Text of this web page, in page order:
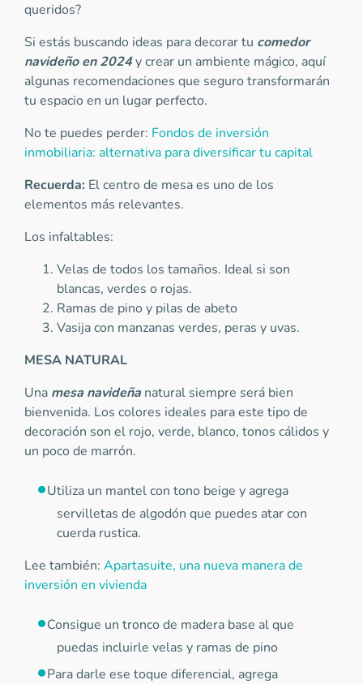
queridos?
Si estás buscando ideas para decorar tu comedor
navideño en 2024y crear un ambiente mágico, aquí
algunas recomendaciones que seguro transformarán
tu espacio en un lugar perfecto.
No te puedes perder: Fondos de inversión
inmobiliaria: alternativa para diversificar tu capital
Recuerda: El centro de mesa es uno de los
elementos más relevantes.
Los infaltables:
Velas de todos los tamaños. Ideal si son
blancas, verdes o rojas.
Ramas de pino y pilas de abeto
Vasija con manzanas verdes, peras y uvas.
MESA NATURAL
Una mesa navideña natural siempre será bien
bienvenida. Los colores ideales para este tipo de
decoración son el rojo, verde, blanco, tonos cálidos y
un poco de marrón.
Utiliza un mantel con tono beige y agrega
servilletas de algodón que puedes atar con
cuerda rustica.
Lee también: Apartasuite, una nueva manera de
inversión en vivienda
Consigue un tronco de madera base al que
puedas incluirle velas y ramas de pino
Para darle ese toque diferencial, agrega